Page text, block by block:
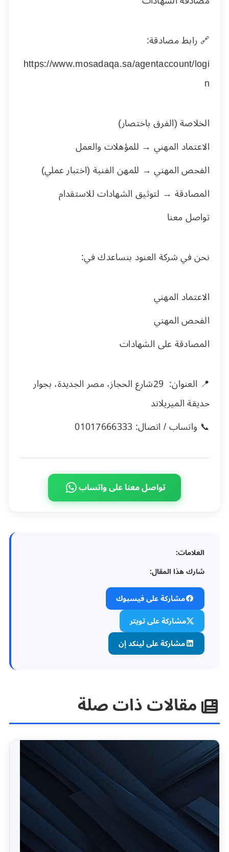
🔗 رابط مصادقة:
https://www.mosadaqa.sa/agentaccount/logi
n
الخلاصة (الفرق باختصار)
الاعتماد المهني → للمؤهلات والعمل
الفحص المهني → للمهن الفنية (اختبار عملي)
المصادقة → لتوثيق الشهادات للاستقدام
تواصل معنا
نحن في شركة العنود بنساعدك في:
الاعتماد المهني
الفحص المهني
المصادقة على الشهادات
📍 العنوان: 29شارع الحجاز، مصر الجديدة، بجوار
حديقة الميريلاند
📞 واتساب / اتصال: 01017666333
تواصل معنا على واتساب
العلامات:
شارك هذا المقال:
مشاركة على فيسبوك
مشاركة على تويتر
مشاركة على لينكد إن
مقالات ذات صلة